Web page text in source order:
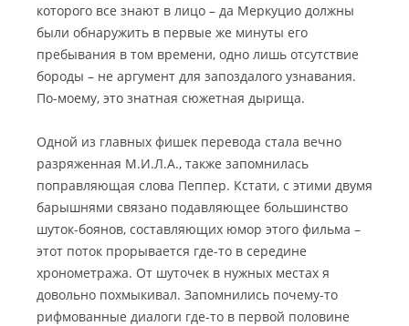
которого все знают в лицо – да Меркуцио должны
были обнаружить в первые же минуты его
пребывания в том времени, одно лишь отсутствие
бороды – не аргумент для запоздалого узнавания.
По-моему, это знатная сюжетная дырища.
Одной из главных фишек перевода стала вечно
разряженная М.И.Л.А., также запомнилась
поправляющая слова Пеппер. Кстати, с этими двумя
барышнями связано подавляющее большинство
шуток-боянов, составляющих юмор этого фильма –
этот поток прорывается где-то в середине
хронометража. От шуточек в нужных местах я
довольно похмыкивал. Запомнились почему-то
рифмованные диалоги где-то в первой половине